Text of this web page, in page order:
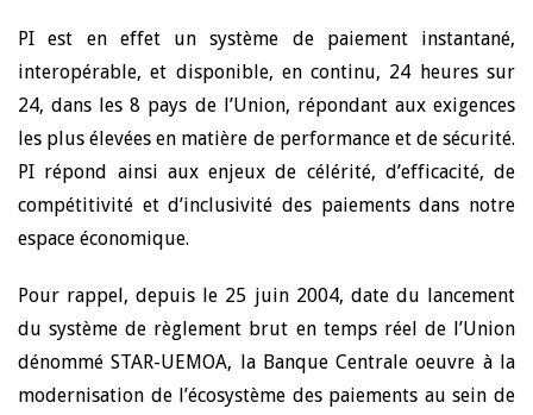
PI est en effet un système de paiement instantané,
interopérable, et disponible, en continu, 24 heures sur
24, dans les 8 pays de l’Union, répondant aux exigences
les plus élevées en matière de performance et de sécurité.
PI répond ainsi aux enjeux de célérité, d’efficacité, de
compétitivité et d’inclusivité des paiements dans notre
espace économique.
Pour rappel, depuis le 25 juin 2004, date du lancement
du système de règlement brut en temps réel de l’Union
dénommé STAR-UEMOA, la Banque Centrale oeuvre à la
modernisation de l’écosystème des paiements au sein de